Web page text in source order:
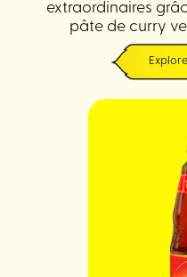
extraordinaires
pâte de curry